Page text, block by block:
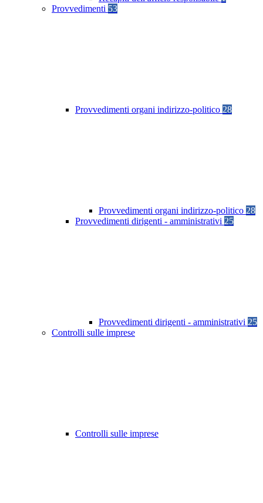
Provvedimenti 53
Provvedimenti organi indirizzo-politico 28
Provvedimenti organi indirizzo-politico 28
Provvedimenti dirigenti - amministrativi 25
Provvedimenti dirigenti - amministrativi 25
Controlli sulle imprese
Controlli sulle imprese